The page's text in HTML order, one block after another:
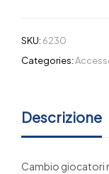
SKU: 6230
Categories:
Descrizione
Cambio giocatori